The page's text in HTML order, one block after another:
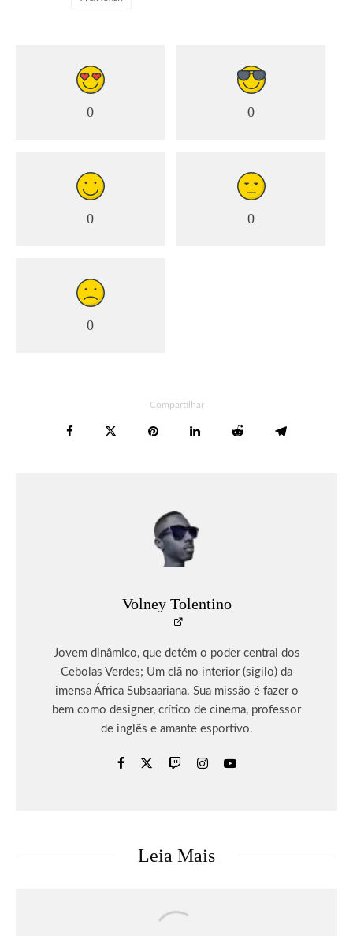
0 0
0 0
0
Compartilhar
Volney Tolentino
Jovem dinâmico, que detém o poder central dos
Cebolas Verdes; Um clã no interior (sigilo) da
imensa África Subsaariana. Sua missão é fazer o
bem como designer, crítico de cinema, professor
de inglês e amante esportivo.
Leia Mais